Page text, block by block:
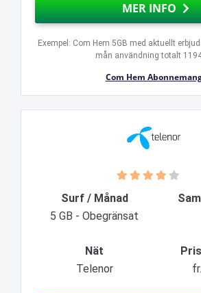
MER INFO
Exempel: Com Hem 5GB med aktuellt
mån användning totalt
Com Hem
Surf / Månad
5 GB - Obegränsat
Nät
Telenor